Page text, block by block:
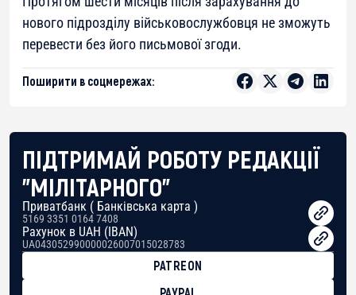
нового підрозділу військовослужбовця не зможуть
перевести без його письмової згоди.
Поширити в соцмережах:
ПІДТРИМАЙ РОБОТУ РЕДАКЦІЇ
"МІЛІТАРНОГО"
Приватбанк ( Банківська карта )
5169 3351 0164 7408
Рахунок в UAH (IBAN)
UA043052990000026007015028783
PATREON